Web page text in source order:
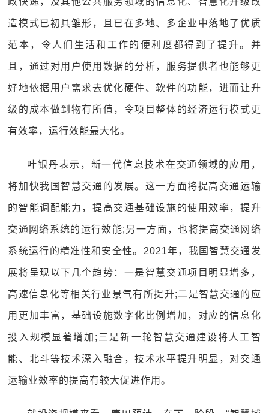
造模式已初具雏形，且已在多地、多企业中落地了优质
范本，令人们生活和工作的便利度都得到了提升。并
且，通过对用户使用数据的分析，服务提供者也能够更
好地依据用户需求去优化硬件、软件的功能，进而让升
级的成本做到物有所值，令项目整体的经济运行模式更
有效率，运行效能最大化。
叶银丹表示，新一代信息技术在交通领域的应用，
将加快我国智慧交通的发展。这一方面将提高交通运输
的智能调配能力，提高交通基础设施的使用效率，提升
交通网络系统的运行效能;另一方面，也将提高交通网络
系统运行的精准性和安全性。2021年，我国智慧交通发
展将呈现以下几个趋势：一是智慧交通项目明显增多，
高速信息化等相关行业景气有所提升;二是智慧交通的应
用更加丰富，基础设施数字化比例增加，对应的信息化
投入规模显著增加;三是新一轮智慧交通建设将人工智
能、北斗等技术深入融合，技术水平提升明显，对交通
运输业效率的提高有较大促进作用。